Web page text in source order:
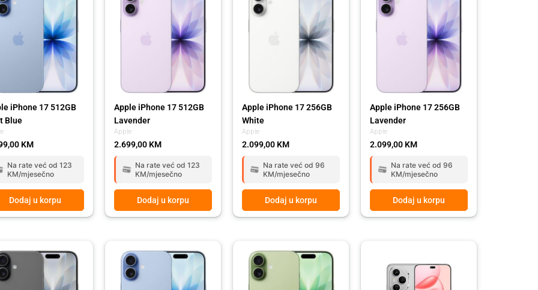
iPhone 17 512GB
Blue
KM
Na rate već od 123
KM/mjesečno
Dodaj u korpu
Apple
Apple iPhone 17 512GB
Lavender
2.699,00 KM
Na rate već od 123
KM/mjesečno
Dodaj u korpu
Apple
Apple iPhone 17 256GB
White
2.099,00 KM
Na rate već od 96
KM/mjesečno
Dodaj u korpu
Apple
Apple iPhone 17 256GB
Lavender
2.099,00 KM
Na rate već od 96
KM/mjesečno
Dodaj u korpu